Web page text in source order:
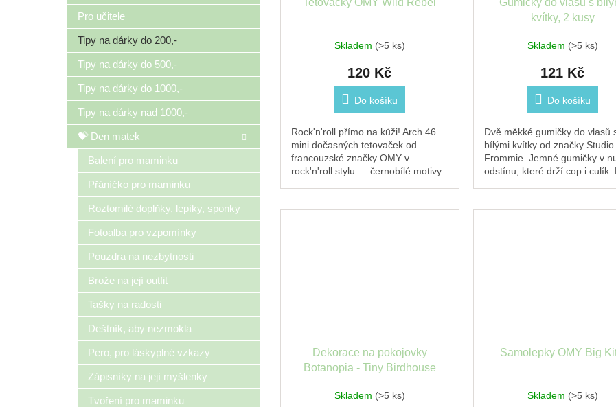
Pro učitele
Tipy na dárky do 200,-
Tipy na dárky do 500,-
Tipy na dárky do 1000,-
Tipy na dárky nad 1000,-
💝 Den matek
Balení pro maminku
Přáníčko pro maminku
Roztomilé doplňky, lepíky, sponky
Fotoalba pro vzpomínky
Pouzdra na nezbytnosti
Brože na její outfit
Tašky na radosti
Deštník, aby nezmokla
Pero, pro láskyplné vzkazy
Zápisníky na její myšlenky
Tvoření pro maminku
Skladem (>5 ks)
120 Kč
Do košíku
Rock'n'roll přímo na kůži! Arch 46
mini dočasných tetovaček od
francouzské značky OMY v
rock'n'roll stylu — černobílé motivy
kvítky, 2 kusy
Skladem (>5 ks)
121 Kč
Do košíku
Dvě měkké gumičky do vlasů
bílými kvítky od značky Studio
Frommie. Jemné gumičky v
odstínu, které drží cop i culík.
Dekorace na pokojovky
Botanopia - Tiny Birdhouse
Skladem (>5 ks)
Samolepky OMY Big
Skladem (>5 ks)